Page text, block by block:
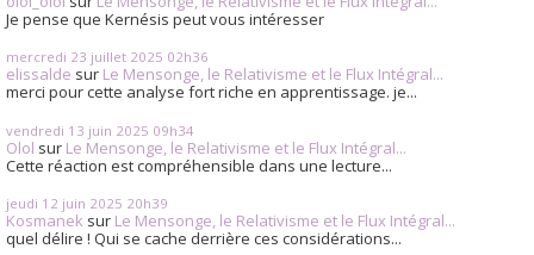
Je pense que Kernésis peut vous intéresser
mercredi 23 juillet 2025 02h36
elissalde sur Le Mensonge, le Relativisme et le Flux Intégral...
merci pour cette analyse fort riche en apprentissage. je...
vendredi 13 juin 2025 09h34
Olol sur Le Mensonge, le Relativisme et le Flux Intégral...
Cette réaction est compréhensible dans une lecture...
jeudi 12 juin 2025 20h39
Kosmanek sur Le Mensonge, le Relativisme et le Flux Intégral...
quel délire ! Qui se cache derrière ces considérations...